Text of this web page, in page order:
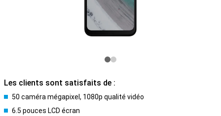
Les clients sont satisfaits de :
50 caméra mégapixel, 1080p qualité vidéo
6.5 pouces LCD écran